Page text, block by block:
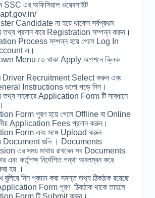
SSC এর অফিসিয়াল ওয়েবসাইট
Candidate না হয়ে থাকেন সর্বপ্রথম
তথ্য প্রদান করে Registration সম্পন্ন করুন।
Process সম্পন্ন হয়ে গেলে Log In
এ।
Menu তে থাকা Apply অপশনে ক্লিক
Driver Recruitment Select করুন এবং
Instructions গুলো পড়ে নিন।
তথ্য সহকারে Application Form টি সাবধানে
Form পুরণ হয়ে গেলে Offline বা Online
Application Fees প্রদান করুন।
Form এবং সঙ্গে Upload করুন
Document গুলি । Documents
এর সময় মাথায় রাখবেন সব Documents
এবং কর্তৃপক্ষ নির্দেশিত পন্থা অবলম্বন করে
হয় ।
বুলিয়ে নিন প্রদান করা সমস্ত তথ্য ঠিকঠাক রয়েছে
Application Form পূরণ ঠিকঠাক থাকে তাহলে
Form টি Submit করুন।